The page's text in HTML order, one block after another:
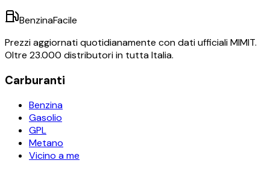
BenzinaFacile
Prezzi aggiornati quotidianamente con dati ufficiali MIMIT.
Oltre 23.000 distributori in tutta Italia.
Carburanti
Benzina
Gasolio
GPL
Metano
Vicino a me